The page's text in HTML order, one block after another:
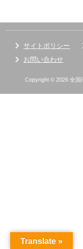
サイトポリシー
お問い合わせ
Copyright © 2026 全国
Translate »